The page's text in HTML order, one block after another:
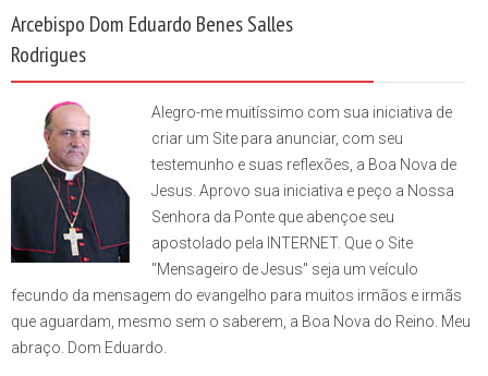
Arcebispo Dom Eduardo Benes Salles
Rodrigues
Alegro-me muitíssimo com sua iniciativa de
criar um Site para anunciar, com seu
testemunho e suas reflexões, a Boa Nova de
Jesus. Aprovo sua iniciativa e peço a Nossa
Senhora da Ponte que abençoe seu
apostolado pela INTERNET. Que o Site
"Mensageiro de Jesus" seja um veículo
fecundo da mensagem do evangelho para muitos irmãos e irmãs
que aguardam, mesmo sem o saberem, a Boa Nova do Reino. Meu
abraço. Dom Eduardo.